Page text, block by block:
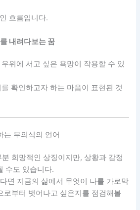
흐름입니다.
내려다보는 꿈
위에 서고 싶은 욕망이 작용할 수 있
확인하고자 하는 마음이 표현된 것
는 무의식의 언어
희망적인 상징이지만, 상황과 감정
수도 있습니다.
면 지금의 삶에서 무엇이 나를 가로막
로부터 벗어나고 싶은지를 점검해볼